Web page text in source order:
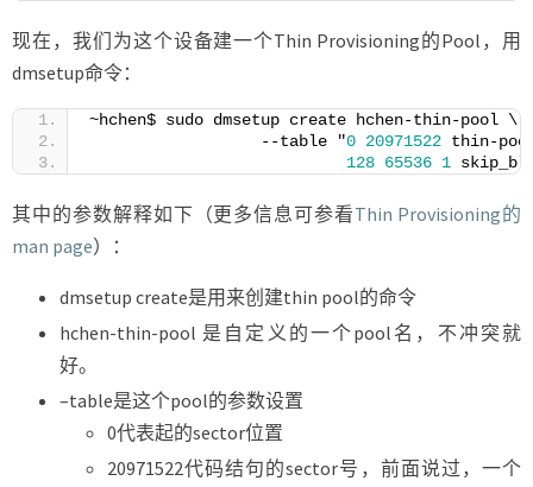
现在，我们为这个设备建一个Thin Provisioning的Pool，用
dmsetup命令：
~hchen$ sudo dmsetup create hchen-thin-pool \
                  --table "
0 20971522 thin-
128 65536 1
其中的参数解释如下（更多信息可参看Thin Provisioning的
man page）：
dmsetup create是用来创建thin pool的命令
hchen-thin-pool 是自定义的一个pool名，不冲突就
好。
–table是这个pool的参数设置
0代表起的sector位置
20971522代码结句的sector号，前面说过，一个